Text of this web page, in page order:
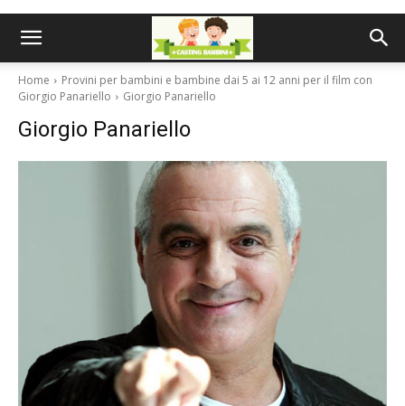
Home
Provini per bambini e bambine dai 5 ai 12 anni per il film con
Giorgio Panariello
Giorgio Panariello
Giorgio Panariello